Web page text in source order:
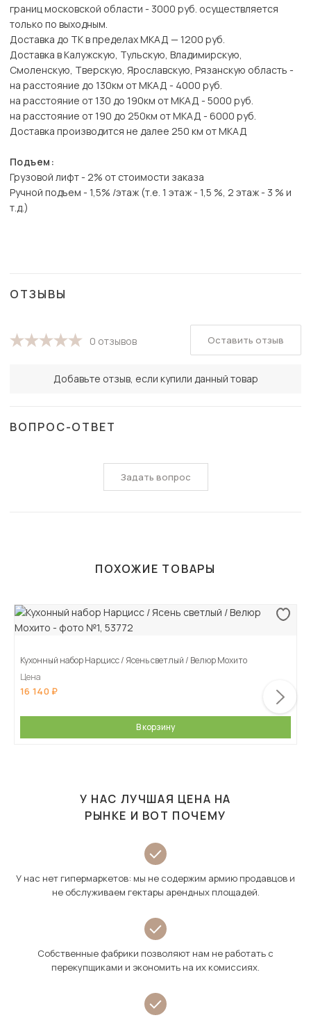
границ московской области - 3000 руб. осуществляется
только по выходным.
Доставка до ТК в пределах МКАД — 1200 руб.
Доставка в Калужскую, Тульскую, Владимирскую,
Смоленскую, Тверскую, Ярославскую, Рязанскую область -
на расстояние до 130км от МКАД - 4000 руб.
на расстояние от 130 до 190км от МКАД - 5000 руб.
на расстояние от 190 до 250км от МКАД - 6000 руб.
Доставка производится не далее 250 км от МКАД
Подъем:
Грузовой лифт - 2% от стоимости заказа
Ручной подъем - 1,5% /этаж (т.е. 1 этаж - 1,5 %, 2 этаж - 3 % и
т.д.)
ОТЗЫВЫ
0 отзывов
Добавьте отзыв, если купили данный товар
Оставить отзыв
ВОПРОС-ОТВЕТ
Задать вопрос
ПОХОЖИЕ ТОВАРЫ
Кухонный набор Нарцисс / Ясень светлый / Велюр Мохито
Цена
16 140
В корзину
У НАС ЛУЧШАЯ ЦЕНА НА
РЫНКЕ И ВОТ ПОЧЕМУ
У нас нет гипермаркетов: мы не содержим армию продавцов и
не обслуживаем гектары арендных площадей.
Собственные фабрики позволяют нам не работать с
перекупщиками и экономить на их комиссиях.